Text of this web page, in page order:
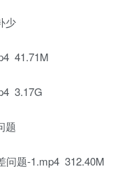
少
41.71M
3.17G
题
题-1.mp4 312.40M